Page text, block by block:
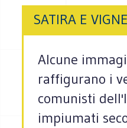
SATIRA E
Alcune
raffigurano i
comunisti
impiumati